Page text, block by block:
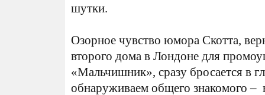
шутки.
Озорное чувство юмора Скотта,
второго дома в Лондоне для
«Мальчишник», сразу бросается в
обнаруживаем общего знакомого –